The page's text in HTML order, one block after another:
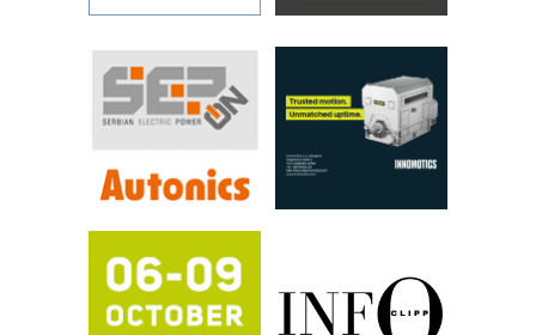
Art Utopia Studio – vizuelne priče
RILINEX kompanije Rittal
FANUC: Najbolje za vašu pametnu
automatizaciju
Efikasno upravljanje energijom
Automatizacija pakovanja · Display
Proizvodnja iC7 Hybrid 1500 VDC
mrežnog pretvarača sa tečnim
hlađenjem